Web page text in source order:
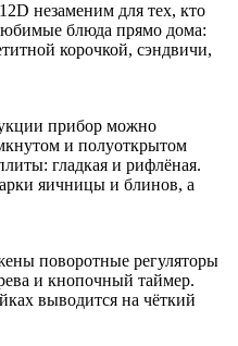
незаменим для тех, кто
блюда прямо дома:
корочкой, сэндвичи,
прибор можно
и полуоткрытом
гладкая и рифлёная.
яичницы и блинов, а
поворотные регуляторы
и кнопочный таймер.
выводится на чёткий